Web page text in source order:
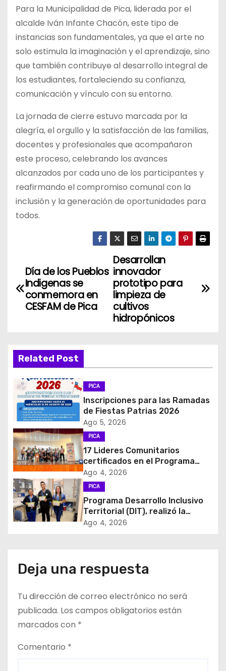
Para la Municipalidad de Pica, liderada por el
alcalde Iván Infante Chacón, este tipo de
instancias son fundamentales, ya que el arte no
solo estimula la imaginación y el aprendizaje, sino
que también contribuye al desarrollo integral de
los estudiantes, fortaleciendo su confianza,
comunicación y vínculo con su entorno.
La jornada de cierre estuvo marcada por la
alegría, el orgullo y la satisfacción de las familias,
docentes y profesionales que acompañaron
este proceso, celebrando los avances
alcanzados por cada uno de los participantes y
reafirmando el compromiso comunal con la
inclusión y la generación de oportunidades para
todos.
N
a
g
a
c
i
ó
n
d
e
e
t
a
d
a
Desarrollan
innovador
prototipo para
limpieza de
cultivos
hidropónicos
Día de los Pueblos
Indigenas se
conmemora en
CESFAM de Pica
Related Post
PICA
Inscripciones para las Ramadas
de Fiestas Patrias 2026
Ago 5, 2026
PICA
17 Lideres Comunitarios
certificados en el Programa
MÁS AMA
Ago 4, 2026
PICA
Programa Desarrollo Inclusivo
Territorial (DIT), realizó la
entrega de Cajas de Regulación
Ago 4, 2026
Deja una respuesta
Tu dirección de correo electrónico no será
publicada. Los campos obligatorios están
marcados con *
Comentario *